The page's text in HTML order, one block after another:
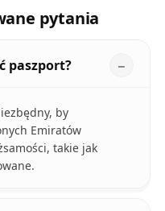
pytania
paszport?
by
Emiratów
takie jak